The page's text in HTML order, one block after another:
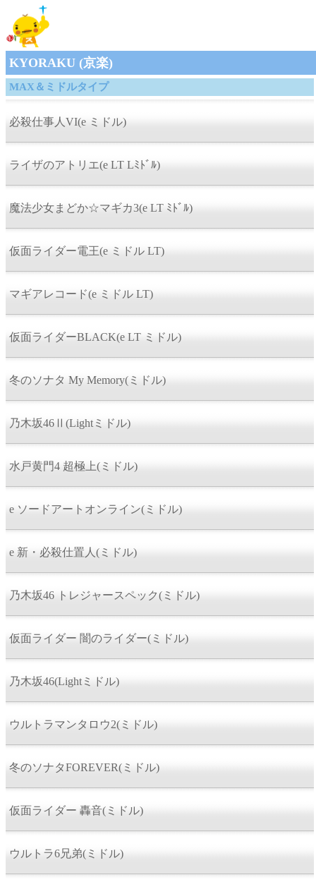
KYORAKU (京楽)
MAX＆ミドルタイプ
必殺仕事人VI(e ミドル)
ライザのアトリエ(e LT Lﾐﾄﾞﾙ)
魔法少女まどか☆マギカ3(e LT ﾐﾄﾞﾙ)
仮面ライダー電王(e ミドル LT)
マギアレコード(e ミドル LT)
仮面ライダーBLACK(e LT ミドル)
冬のソナタ My Memory(ミドル)
乃木坂46Ⅱ(Lightミドル)
水戸黄門4 超極上(ミドル)
e ソードアートオンライン(ミドル)
e 新・必殺仕置人(ミドル)
乃木坂46 トレジャースペック(ミドル)
仮面ライダー 闇のライダー(ミドル)
乃木坂46(Lightミドル)
ウルトラマンタロウ2(ミドル)
冬のソナタFOREVER(ミドル)
仮面ライダー 轟音(ミドル)
ウルトラ6兄弟(ミドル)